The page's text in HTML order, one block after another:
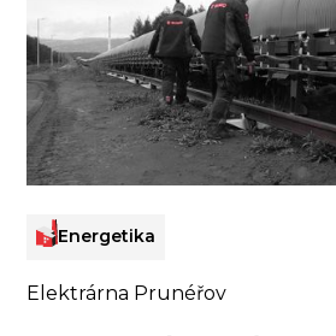
Energetika
Elektrárna Prunéřov